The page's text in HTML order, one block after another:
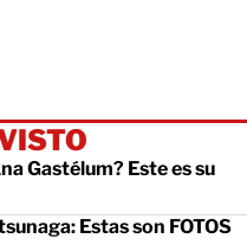
Gastélum? Este es su
Estas son FOTOS